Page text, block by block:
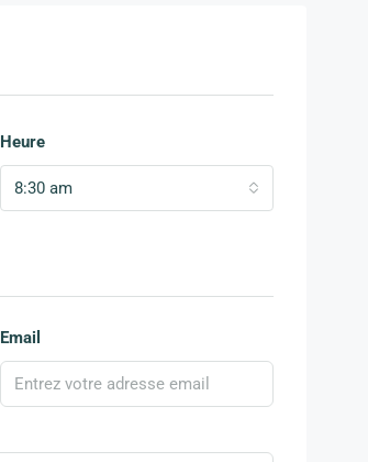
Heure
8:30 am
Email